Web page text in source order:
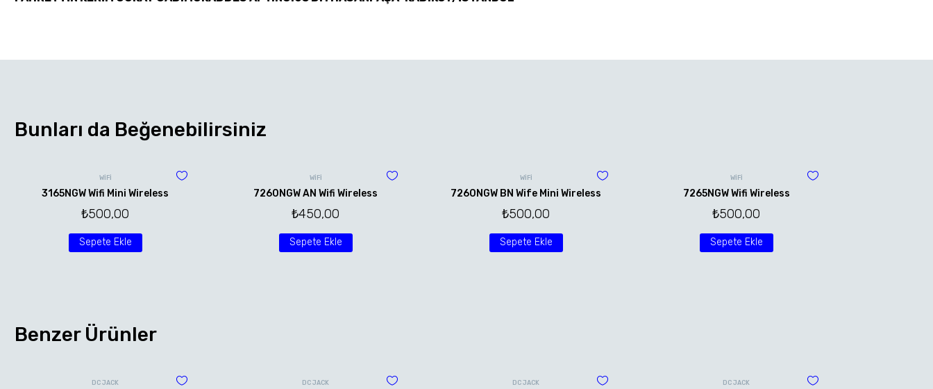
Bunları da Beğenebilirsiniz
WİFİ
3165NGW Wifi Mini Wireless
₺500,00
Sepete Ekle
WİFİ
7260NGW AN Wifi Wireless
₺450,00
Sepete Ekle
WİFİ
7260NGW BN Wife Mini Wireless
₺500,00
Sepete Ekle
WİFİ
7265NGW Wifi Wireless
₺500,00
Sepete Ekle
Benzer Ürünler
DC JACK DC JACK DC JACK DC JACK